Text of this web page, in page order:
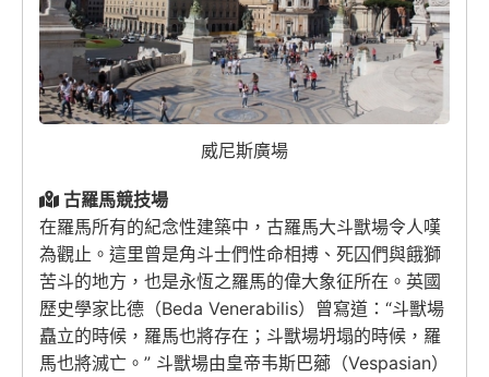
威尼斯廣場
古羅馬競技場
在羅馬所有的紀念性建築中，古羅馬大斗獸場令人嘆
為觀止。這里曾是角斗士們性命相搏、死囚們與餓獅
苦斗的地方，也是永恆之羅馬的偉大象征所在。英國
歷史學家比德（Beda Venerabilis）曾寫道：“斗獸場
矗立的時候，羅馬也將存在；斗獸場坍塌的時候，羅
馬也將滅亡。” 斗獸場由皇帝韦斯巴薌（Vespasian）